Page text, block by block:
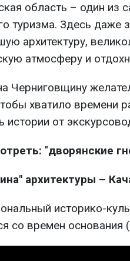
область – один из
туризма. Здесь даже
архитектуру,
атмосферу и
Черниговщину
хватило времени
истории от
"дворянские
архитектуры –
историко-
со времен основания